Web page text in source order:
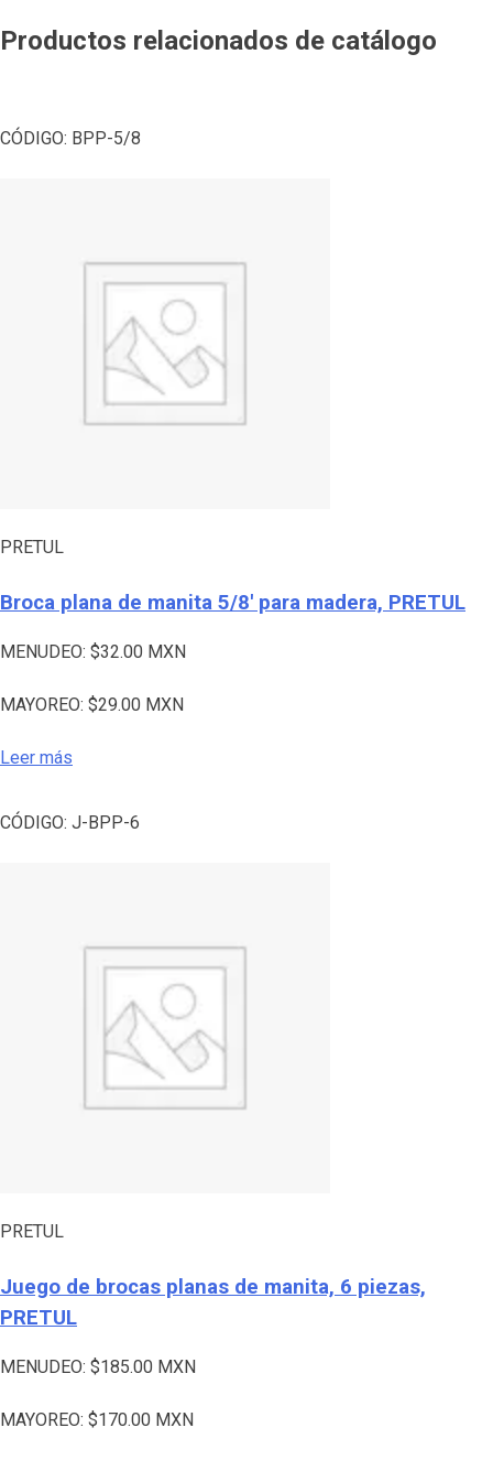
Productos relacionados de catálogo
CÓDIGO: BPP-5/8
PRETUL
Broca plana de manita 5/8′ para madera, PRETUL
MENUDEO: $32.00 MXN
MAYOREO: $29.00 MXN
Leer más
CÓDIGO: J-BPP-6
PRETUL
Juego de brocas planas de manita, 6 piezas,
PRETUL
MENUDEO: $185.00 MXN
MAYOREO: $170.00 MXN